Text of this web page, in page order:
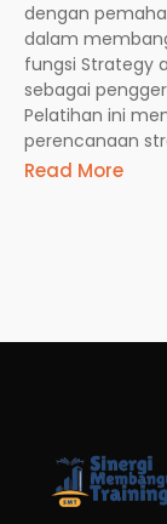
dengan
dalam
fungsi Strategy
sebagai
Pelatihan ini
perencanaan
Read More